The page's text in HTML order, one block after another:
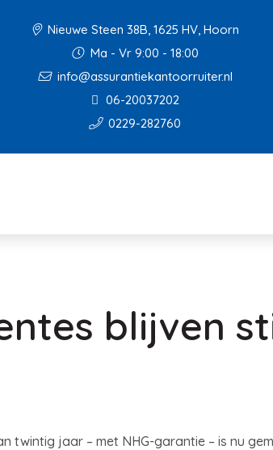
Nieuwe Steen 38B, 1625 HV, Hoorn
Ma - Vr 9:00 - 18:00
info@assurantiekantoorruiter.nl
06-20037202
0229-282760
blijven
twintig jaar – met NHG-garantie – is nu